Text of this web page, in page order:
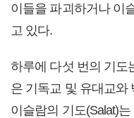
이들을 파괴하거나 이
고 있다.
하루에 다섯 번의 기도
은 기독교 및 유대교와
이슬람의 기도(Salat)